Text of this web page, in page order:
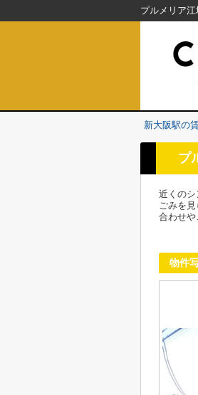
新大阪駅の
プ
近くの
ごみを
合わせや
物件